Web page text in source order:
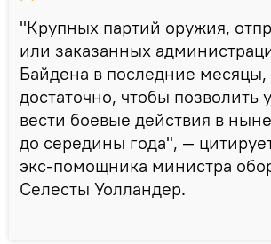
"Крупных партий оружия,
или заказанных
Байдена в последние
достаточно, чтобы позволить
вести боевые действия в
до середины года", —
экс-помощника министра
Селесты Уолландер.